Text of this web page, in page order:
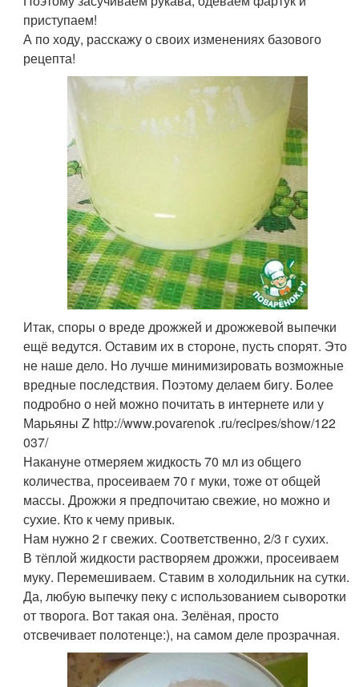
приступаем!
А по ходу, расскажу о своих изменениях базового
рецепта!
Итак, споры о вреде дрожжей и дрожжевой выпечки
ещё ведутся. Оставим их в стороне, пусть спорят. Это
не наше дело. Но лучше минимизировать возможные
вредные последствия. Поэтому делаем бигу. Более
подробно о ней можно почитать в интернете или у
Марьяны Z http://www.povarenok .ru/recipes/show/122
037/
Накануне отмеряем жидкость 70 мл из общего
количества, просеиваем 70 г муки, тоже от общей
массы. Дрожжи я предпочитаю свежие, но можно и
сухие. Кто к чему привык.
Нам нужно 2 г свежих. Соответственно, 2/3 г сухих.
В тёплой жидкости растворяем дрожжи, просеиваем
муку. Перемешиваем. Ставим в холодильник на сутки.
Да, любую выпечку пеку с использованием сыворотки
от творога. Вот такая она. Зелёная, просто
отсвечивает полотенце:), на самом деле прозрачная.